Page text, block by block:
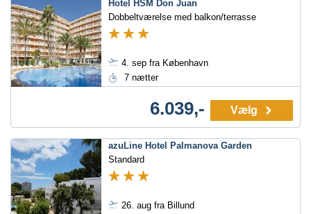
Hotel HSM Don Juan
Dobbeltværelse med balkon/terrasse
4. sep fra København
7 nætter
6.039,- Vælg
azuLine Hotel Palmanova Garden
Standard
26. aug fra Billund